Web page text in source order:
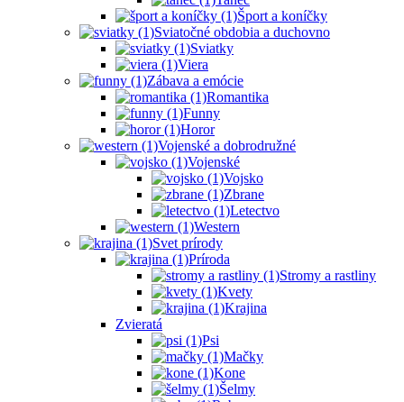
Šport a koníčky
Sviatočné obdobia a duchovno
Sviatky
Viera
Zábava a emócie
Romantika
Funny
Horor
Vojenské a dobrodružné
Vojenské
Vojsko
Zbrane
Letectvo
Western
Svet prírody
Príroda
Stromy a rastliny
Kvety
Krajina
Zvieratá
Psi
Mačky
Kone
Šelmy